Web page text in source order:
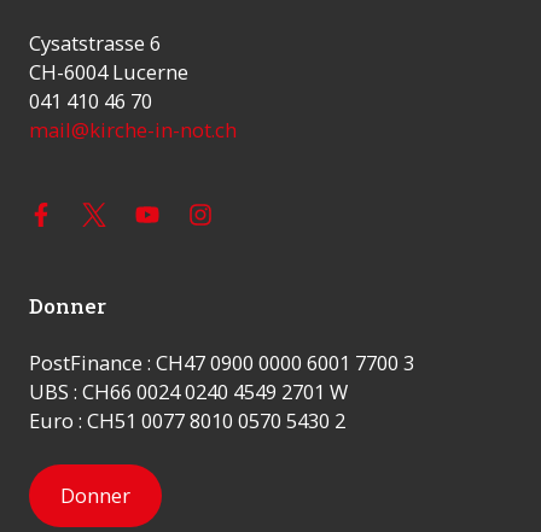
Cysatstrasse 6
CH-6004 Lucerne
041 410 46 70
mail@kirche-in-not.ch
Donner
PostFinance : CH47 0900 0000 6001 7700 3
UBS : CH66 0024 0240 4549 2701 W
Euro : CH51 0077 8010 0570 5430 2
Donner